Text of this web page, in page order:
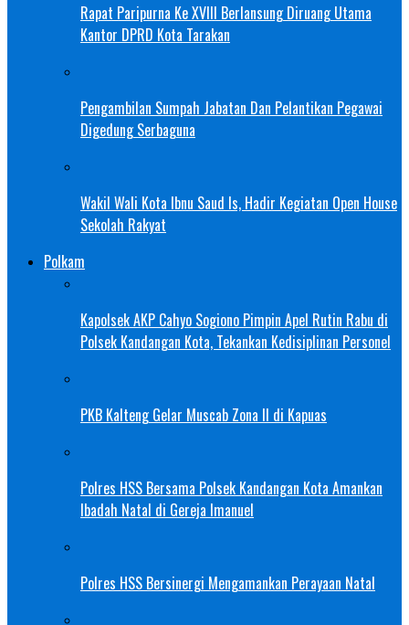
Rapat Paripurna Ke XVIII Berlansung Diruang Utama
Kantor DPRD Kota Tarakan
Pengambilan Sumpah Jabatan Dan Pelantikan Pegawai
Digedung Serbaguna
Wakil Wali Kota Ibnu Saud Is, Hadir Kegiatan Open House
Sekolah Rakyat
Polkam
Kapolsek AKP Cahyo Sogiono Pimpin Apel Rutin Rabu di
Polsek Kandangan Kota, Tekankan Kedisiplinan Personel
PKB Kalteng Gelar Muscab Zona II di Kapuas
Polres HSS Bersama Polsek Kandangan Kota Amankan
Ibadah Natal di Gereja Imanuel
Polres HSS Bersinergi Mengamankan Perayaan Natal